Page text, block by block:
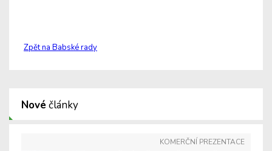
Zpět na Babské rady
Nové články
KOMERČNÍ PREZENTACE